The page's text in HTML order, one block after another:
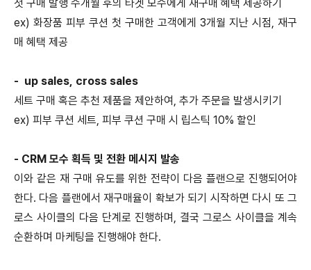
첫 구매 발행 수개월 후의 타겟 모수에게 재구매 혜택 제공하기
ex) 화장품 피부 쿠션 첫 구매한 고객에게 3개월 지난 시점, 재구
매 혜택 제공
- up sales, cross sales
세트 구매 혹은 추천 제품을 제안하여, 추가 주문을 발생시키기
ex) 피부 쿠션 세트, 피부 쿠션 구매 시 립스틱 10% 할인
- CRM 모수 획득 및 전환 메시지 발송
이와 같은 재 구매 유도를 위한 전략이 다음 플랜으로 진행되어야
한다. 다음 플랜에서 재구매율이 확보가 되기 시작하면 다시 또 그
로스 사이클의 다음 단계로 진행하며, 결국 그로스 사이클을 계속
순환하며 마케팅을 진행해야 한다.